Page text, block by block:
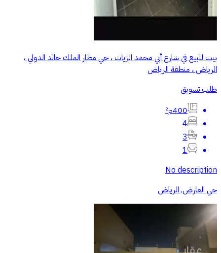
بيت للبيع في شارع أبي محمد الزيات ، حي مطار الملك خالد الدولي ،
الرياض ، منطقة الرياض
طلب تسويق
400م²
4
3
1
No description
حي العارض, الرياض